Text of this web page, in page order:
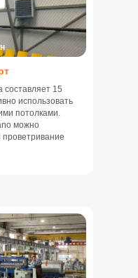
15
использовать
потолками.
можно